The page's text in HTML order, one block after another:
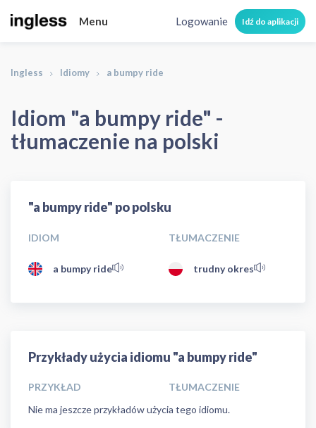
Menu Logowanie Idź do aplikacji
Ingless Idiomy a bumpy ride
Idiom "a bumpy ride" -
tłumaczenie na polski
"a bumpy ride" po polsku
IDIOM TŁUMACZENIE
a bumpy ride trudny okres
Przykłady użycia idiomu "a bumpy ride"
PRZYKŁAD
TŁUMACZENIE
Nie ma jeszcze przykładów użycia tego idiomu.